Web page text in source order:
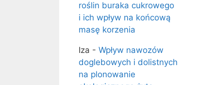
roślin buraka cukrowego
i ich wpływ na końcową
masę korzenia
Iza - Wpływ nawozów
doglebowych i dolistnych
na plonowanie